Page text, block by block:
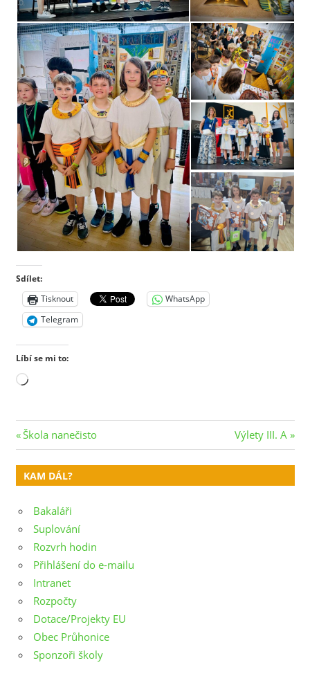
Sdílet:
Tisknout
WhatsApp
Telegram
Líbí se mi to:
Načítání…
Navigace
pro
příspěvek
Previous
Post:
Škola nanečisto
Next
Post:
Výlety III. A
KAM DÁL?
Bakaláři
Suplování
Rozvrh hodin
Přihlášení do e-mailu
Intranet
Rozpočty
Dotace/Projekty EU
Obec Průhonice
Sponzoři školy